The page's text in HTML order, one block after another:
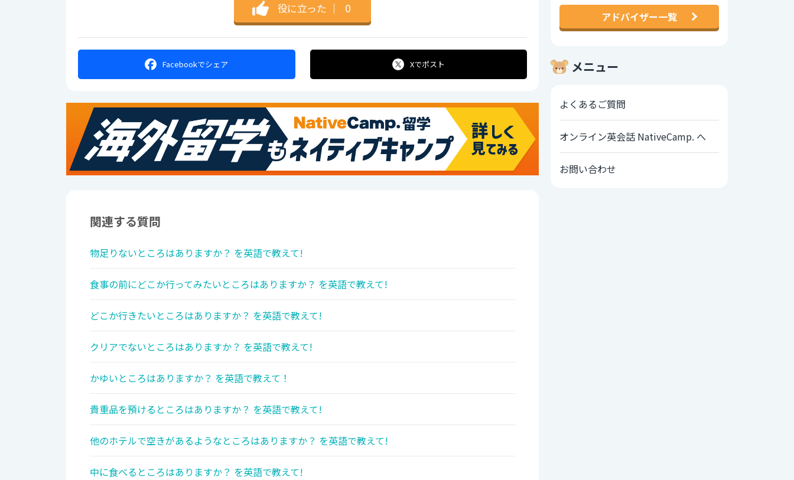
役に立った ｜ 0
Facebookでシェア Xでポスト
関連する質問
物足りないところはありますか？ を英語で教えて!
食事の前にどこか行ってみたいところはありますか？ を英語で教えて!
どこか行きたいところはありますか？ を英語で教えて!
クリアでないところはありますか？ を英語で教えて!
かゆいところはありますか？ を英語で教えて！
貴重品を預けるところはありますか？ を英語で教えて!
他のホテルで空きがあるようなところはありますか？ を英語で教えて!
中に食べるところはありますか？ を英語で教えて!
アドバイザー一覧
メニュー
よくあるご質問
オンライン英会話 NativeCamp. へ
お問い合わせ